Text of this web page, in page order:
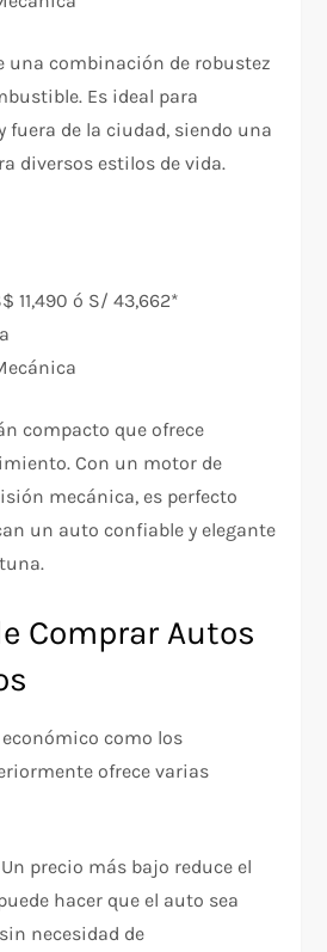
una combinación de robustez
Es ideal para
fuera de la ciudad, siendo una
diversos estilos de vida.
11,490 ó S/ 43,662*
compacto que ofrece
Con un motor de
mecánica, es perfecto
un auto confiable y elegante
Comprar Autos
como los
ofrece varias
Un precio más bajo reduce el
hacer que el auto sea
necesidad de